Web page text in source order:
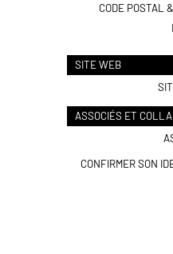
CODE POSTAL
SITE WEB
ASSOCIÉS ET
CONFIRMER SON